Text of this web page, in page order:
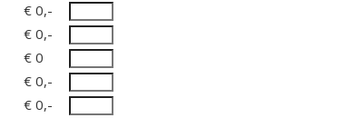
€ 0,-
€ 0,-
€ 0
€ 0,-
€ 0,-